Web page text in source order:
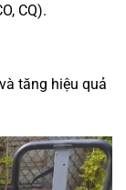
CQ).
tăng hiệu quả